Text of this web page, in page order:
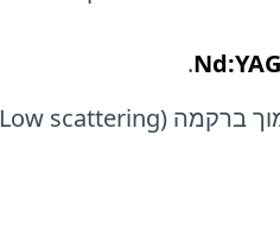
Nd:YAG